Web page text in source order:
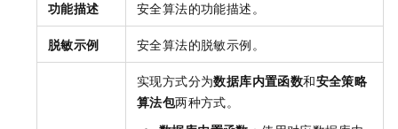
功能描述 安全算法的功能描述。
脱敏示例 安全算法的脱敏示例。
实现方式分为数据库内置函数和安全策略
算法包两种方式。